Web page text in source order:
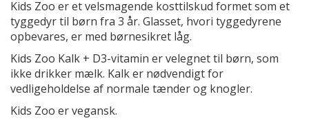
Kids Zoo er et velsmagende kosttilskud formet som et
tyggedyr til børn fra 3 år. Glasset, hvori tyggedyrene
opbevares, er med børnesikret låg.
Kids Zoo Kalk + D3-vitamin er velegnet til børn, som
ikke drikker mælk. Kalk er nødvendigt for
vedligeholdelse af normale tænder og knogler.
Kids Zoo er vegansk.